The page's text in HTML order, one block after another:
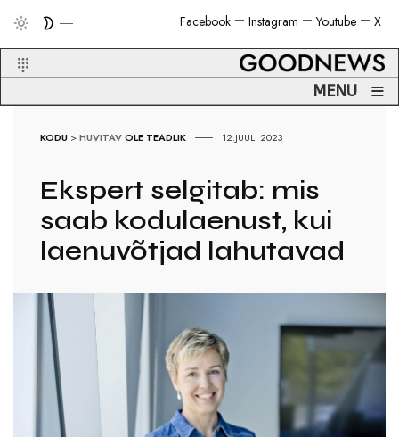
X
Youtube
Instagram
Facebook
MENU ≡
KODU >HUVITAVOLE TEADLIK 12.JUULI 2023
Ekspert selgitab: mis
saab kodulaenust, kui
laenuvõtjad lahutavad